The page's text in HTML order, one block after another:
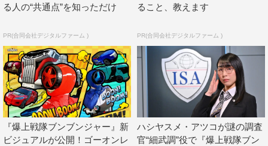
映画 「爆上戦隊ブンブンジャー 劇場BOON！ プロミ
ス・ザ・サーキット」
2024年7月26日（金）全国公開
公式HP：https://gotchard-boonboom-24movie.com/
る人の“共通点”を知っただけ
PR(合同会社デジタルファーム )
ること、教えます
PR(合同会社デジタルファーム )
『爆上戦隊ブンブンジャー』新
ビジュアルが公開！ゴーオンレ
ハシヤスメ・アツコが謎の調査
官“細武調”役で『爆上戦隊ブン